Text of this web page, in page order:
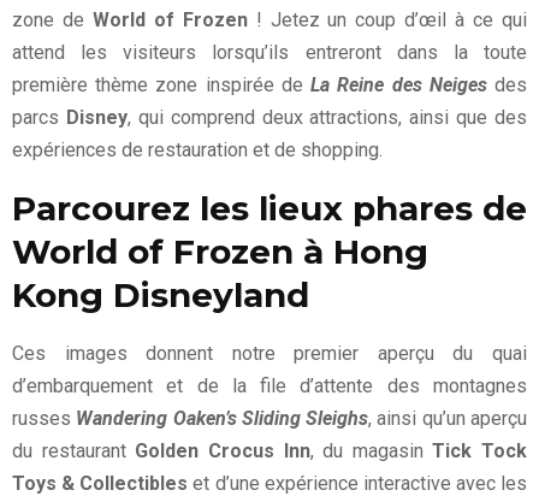
zone de World of Frozen! Jetez un coup d’œil à ce qui
attend les visiteurs lorsqu’ils entreront dans la toute
première thème zone inspirée de La Reine des Neigesdes
parcs Disney, qui comprend deux attractions, ainsi que des
expériences de restauration et de shopping.
Parcourez les lieux phares de
World of Frozen à Hong
Kong Disneyland
Ces images donnent notre premier aperçu du quai
d’embarquement et de la file d’attente des montagnes
russes Wandering Oaken’s Sliding Sleighs, ainsi qu’un aperçu
du restaurant Golden Crocus Inn, du magasinTick Tock
Toys & Collectibles et d’une expérience interactive avec les